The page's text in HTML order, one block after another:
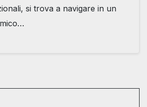
si trova a navigare in un